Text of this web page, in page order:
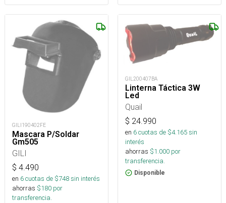
GILI190402FE
Mascara P/Soldar
Gm505
GILI
$ 4.490
en 6cuotas de $748sin interés
ahorras $180 por
transferencia.
GIL200407BA
Linterna Táctica 3W
Led
Quail
$ 24.990
en 6cuotas de $4.165sin
interés
ahorras $1.000 por
transferencia.
Disponible